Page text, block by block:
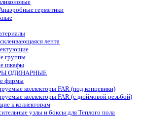
герметики
лента
группы
шкафы
ОДИНАРНЫЕ
фирмы
коллекторы FAR (под концевики)
коллекторы FAR (с дюймовой резьбой)
к коллекторам
узлы и боксы для Теплого пола